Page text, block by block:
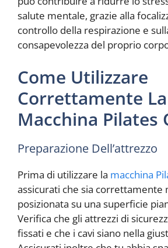
salute mentale, grazie alla
controllo della respirazione e
consapevolezza del proprio
Come Utilizzare
Correttamente La
Macchina Pilates
Preparazione Dell’attrezzo
Prima di utilizzare la macchina
assicurati che sia correttamente
posizionata su una superficie
Verifica che gli attrezzi di
fissati e che i cavi siano nella